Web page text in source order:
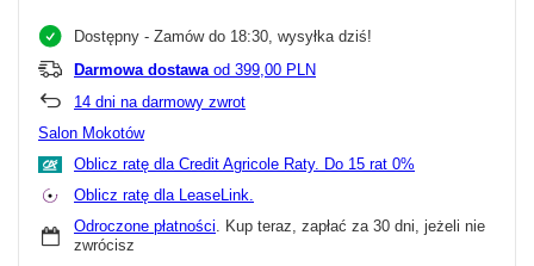
Dostępny - Zamów do 18:30, wysyłka dziś!
Darmowa dostawa od 399,00 PLN
14 dni na darmowy zwrot
Salon Mokotów
Oblicz ratę dla Credit Agricole Raty.
Oblicz ratę dla LeaseLink.
Odroczone płatności. Kup teraz, zapłać za 30 dni, jeżeli nie
zwrócisz